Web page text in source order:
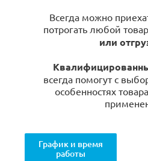
Всегда можно
потрогать любой товар
или
всегда помогут с
особенностях
График и время
работы